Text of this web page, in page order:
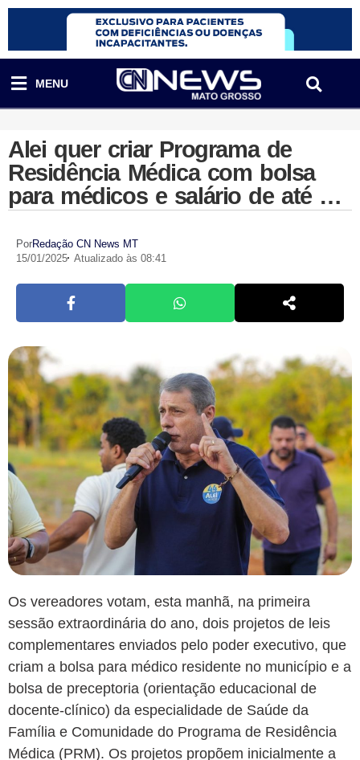
MENU
Alei quer criar Programa de
Residência Médica com bolsa
para médicos e salário de até R$
16 mil
PorRedação CN News MT
15/01/2025 Atualizado às 08:41
Os vereadores votam, esta manhã, na primeira
sessão extraordinária do ano, dois projetos de leis
complementares enviados pelo poder executivo, que
criam a bolsa para médico residente no município e a
bolsa de preceptoria (orientação educacional de
docente-clínico) da especialidade de Saúde da
Família e Comunidade do Programa de Residência
Médica (PRM). Os projetos propõem inicialmente a